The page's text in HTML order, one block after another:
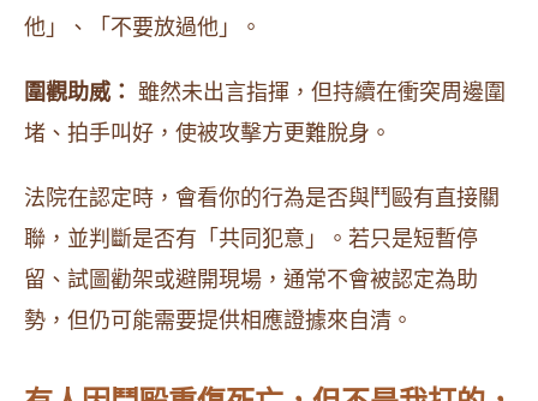
他」、「不要放過他」。
圍觀助威： 雖然未出言指揮，但持續在衝突周邊圍
堵、拍手叫好，使被攻擊方更難脫身。
法院在認定時，會看你的行為是否與鬥毆有直接關
聯，並判斷是否有「共同犯意」。若只是短暫停
留、試圖勸架或避開現場，通常不會被認定為助
勢，但仍可能需要提供相應證據來自清。